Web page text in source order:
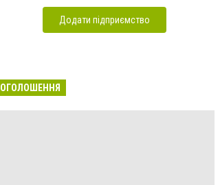
Додати підприємство
ОГОЛОШЕННЯ